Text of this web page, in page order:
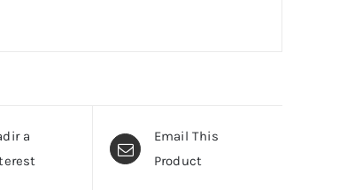
a
Email This
Product